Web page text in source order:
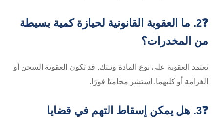
❓2. ما العقوبة القانونية لحيازة كمية بسيطة
من المخدرات؟
تعتمد العقوبة على نوع المادة ونيتك. قد تكون العقوبة السجن أو
الغرامة أو كليهما. استشر محاميًا فورًا.
❓3. هل يمكن إسقاط التهم في قضايا